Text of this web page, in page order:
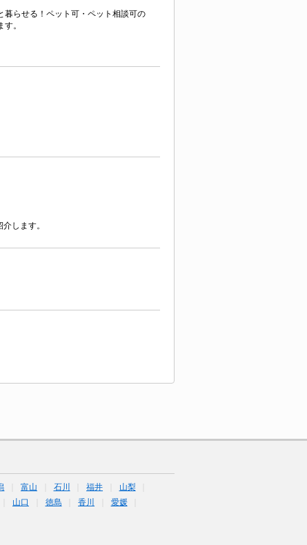
暮らせる！ペット可・ペット相談可の
。
します。
富山 石川 福井
山梨
山口 徳島 香川
愛媛